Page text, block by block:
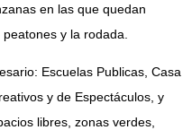
en las que quedan
y la rodada.
Escuelas Publicas, Casa
y de Espectáculos, y
libres, zonas verdes,